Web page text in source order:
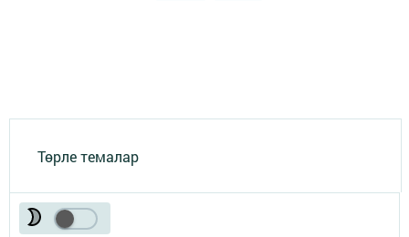
Төрле темалар